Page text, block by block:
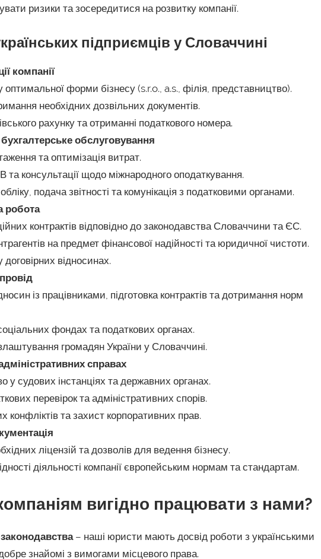
ризики та зосередитися на розвитку компанії.
підприємців у Словаччині
компанії
форми бізнесу (s.r.o., a.s., філія, представництво).
необхідних дозвільних документів.
рахунку та отриманні податкового номера.
обслуговування
та оптимізація витрат.
консультації щодо міжнародного оподаткування.
подача звітності та комунікація з податковими органами.
робота
контрактів відповідно до законодавства Словаччини та ЄС.
на предмет фінансової надійності та юридичної чистоти.
договірних відносинах.
із працівниками, підготовка контрактів та дотримання норм
фондах та податкових органах.
громадян України у Словаччині.
справах
судових інстанціях та державних органах.
перевірок та адміністративних спорів.
конфліктів та захист корпоративних прав.
ліцензій та дозволів для ведення бізнесу.
діяльності компанії європейським нормам та стандартам.
вигідно працювати з нами?
– наші юристи мають досвід роботи з українськими
знайомі з вимогами місцевого права.